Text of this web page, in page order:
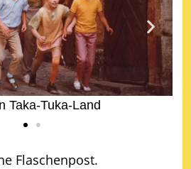
Taka-Tuka-Land
Flaschenpost.